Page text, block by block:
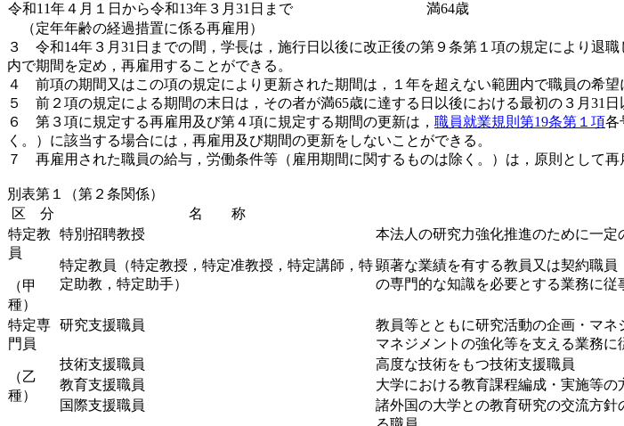
令和11年４月１日から令和13年３月31日まで
満64歳
（定年年齢の経過措置に係る再雇用）
３ 令和14年３月31日までの間，学長は，施行日以後に改正後の第９条第１項の規定により退
内で期間を定め，再雇用することができる。
４ 前項の期間又はこの項の規定により更新された期間は，１年を超えない範囲内で職員の希望
５ 前２項の規定による期間の末日は，その者が満65歳に達する日以後における最初の３月31日
６ 第３項に規定する再雇用及び第４項に規定する期間の更新は， 職員就業規則第19条第１項各
く。）に該当する場合には，再雇用及び期間の更新をしないことができる。
７ 再雇用された職員の給与，労働条件等（雇用期間に関するものは除く。）は，原則として
別表第１（第２条関係）
区 分
名 称
特定教
員
（甲
種）
特別招聘教授 本法人の研究力強化推進のために一
特定教員（特定教授，特定准教授，特定講師，特
定助教，特定助手）
顕著な業績を有する教員又は契約職
の専門的な知識を必要とする業務に従
特定専
門員
（乙
種）
研究支援職員
教員等とともに研究活動の企画・マ
マネジメントの強化等を支える業務に
技術支援職員
高度な技術をもつ技術支援職員
教育支援職員
大学における教育課程編成・実施等
国際支援職員
諸外国の大学との教育研究の交流方